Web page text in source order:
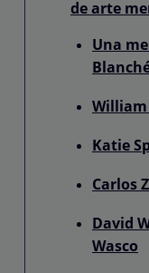
de arte
Una
William
Katie
Carlos
David
Wasco